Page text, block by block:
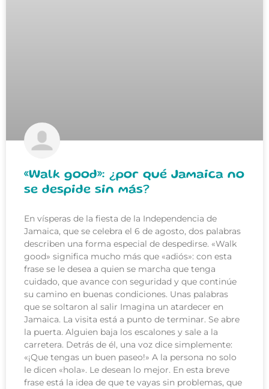
«Walk good»: ¿por qué Jamaica no
se despide sin más?
En vísperas de la fiesta de la Independencia de
Jamaica, que se celebra el 6 de agosto, dos palabras
describen una forma especial de despedirse. «Walk
good» significa mucho más que «adiós»: con esta
frase se le desea a quien se marcha que tenga
cuidado, que avance con seguridad y que continúe
su camino en buenas condiciones. Unas palabras
que se soltaron al salir Imagina un atardecer en
Jamaica. La visita está a punto de terminar. Se abre
la puerta. Alguien baja los escalones y sale a la
carretera. Detrás de él, una voz dice simplemente:
«¡Que tengas un buen paseo!» A la persona no solo
le dicen «hola». Le desean lo mejor. En esta breve
frase está la idea de que te vayas sin problemas, que